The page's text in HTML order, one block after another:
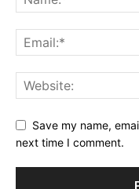
Save my name,
next time I comment.